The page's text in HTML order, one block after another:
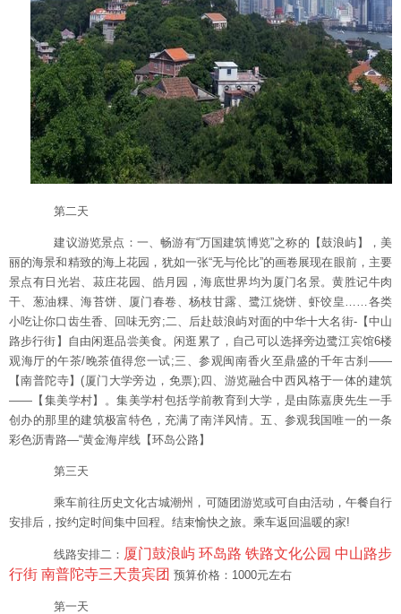
第二天
建议游览景点：一、畅游有“万国建筑博览”之称的【鼓浪屿】，美
丽的海景和精致的海上花园，犹如一张“无与伦比”的画卷展现在眼前，主要
景点有日光岩、菽庄花园、皓月园，海底世界均为厦门名景。黄胜记牛肉
干、葱油粿、海苔饼、厦门春卷、杨枝甘露、鹭江烧饼、虾饺皇……各类
小吃让你口齿生香、回味无穷;二、后赴鼓浪屿对面的中华十大名街-【中山
路步行街】自由闲逛品尝美食。闲逛累了，自己可以选择旁边鹭江宾馆6楼
观海厅的午茶/晚茶值得您一试;三、参观闽南香火至鼎盛的千年古刹——
【南普陀寺】(厦门大学旁边，免票);四、游览融合中西风格于一体的建筑
――【集美学村】。集美学村包括学前教育到大学，是由陈嘉庚先生一手
创办的那里的建筑极富特色，充满了南洋风情。五、参观我国唯一的一条
彩色沥青路—“黄金海岸线【环岛公路】
第三天
乘车前往历史文化古城潮州，可随团游览或可自由活动，午餐自行
安排后，按约定时间集中回程。结束愉快之旅。乘车返回温暖的家!
线路安排二： 厦门鼓浪屿 环岛路 铁路文化公园 中山路步
行街 南普陀寺三天贵宾团 预算价格：1000元左右
第一天